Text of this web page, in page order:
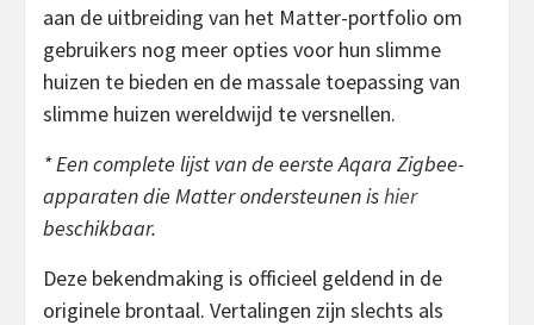
aan de uitbreiding van het Matter-portfolio om
gebruikers nog meer opties voor hun slimme
huizen te bieden en de massale toepassing van
slimme huizen wereldwijd te versnellen.
* Een complete lijst van de eerste Aqara Zigbee-
apparaten die Matter ondersteunen ishier
beschikbaar.
Deze bekendmaking is officieel geldend in de
originele brontaal. Vertalingen zijn slechts als